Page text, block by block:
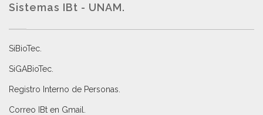
Sistemas IBt - UNAM.
SiBioTec
SiGABioTec.
Registro Interno de Personas
Correo IBt en Gmail